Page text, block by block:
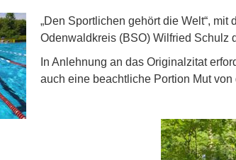
„Den Sportlichen gehört die Welt“,
Odenwaldkreis (BSO) Wilfried Schulz
In Anlehnung an das Originalzitat
auch eine beachtliche Portion Mut von